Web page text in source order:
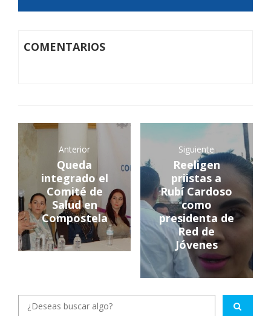
COMENTARIOS
Anterior
Queda
integrado el
Comité de
Salud en
Compostela
Siguiente
Reeligen
priistas a
Rubí Cardoso
como
presidenta de
Red de
Jóvenes